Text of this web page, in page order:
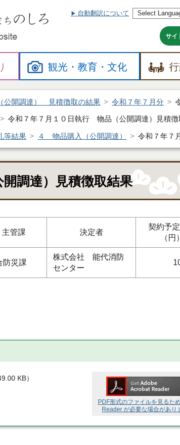
自動翻訳について
サイ
観光・教育・文化
公開調達） 見積徴取の結果 令和７年７月分
令和７年７月１０日執行 物品（公開調達）見積徴
等結果 ４ 物品購入（公開調達） 令和７年７
調達）見積徴取結果
主管課 決定者
契約予
（円）
防災課
株式会社 能代消防
センター
PDF形式のファイルを見るた
Reader が必要な場合があり
KB）